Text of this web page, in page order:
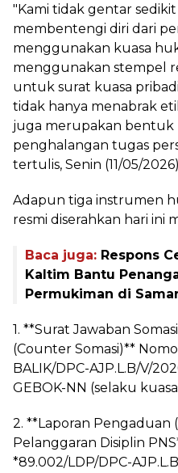
"Kami tidak gentar
membentengi diri dari
menggunakan kuasa
menggunakan stempel
untuk surat kuasa
tidak hanya menabrak
juga merupakan bentuk
penghalangan tugas
tertulis, Senin (11/05/
Adapun tiga instrumen
resmi diserahkan hari ini
Baca juga: Respons
Kaltim Bantu
Permukiman di
1. **Surat Jawaban
(Counter Somasi)**
BALIK/DPC-AJP.L.B/V/
GEBOK-NN (selaku
2. **Laporan Pengaduan
Pelanggaran Disiplin
*89.002/LDP/DPC-